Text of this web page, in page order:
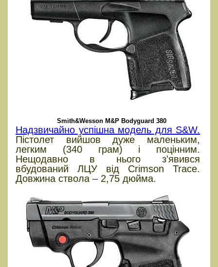
Smith&Wesson M&P Bodyguard 380
Надзвичайно успішна модель для S&W.
Пістолет вийшов дуже маленьким,
легким (340 грам) і поцінним.
Нещодавно в нього з'явився
вбудований ЛЦУ від Crimson Trace.
Довжина ствола – 2,75 дюйма.